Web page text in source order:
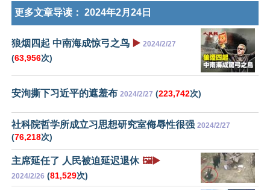
更多文章导读： 2024年2月24日
狼烟四起 中南海成惊弓之鸟 ▶️ 2024/2/27
(63,956次)
安洵撕下习近平的遮羞布 2024/2/27 (223,742次)
社科院哲学所成立习思想研究室侮辱性很强 2024/2/27
(76,218次)
主席延任了 人民被迫延迟退休 🖼️▶️
2024/2/26 (81,529次)